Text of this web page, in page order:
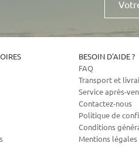
mail
BESOIN D'AIDE ?
FAQ
Transport et
Service après-
Contactez-nous
Politique de
Conditions
Mentions légales